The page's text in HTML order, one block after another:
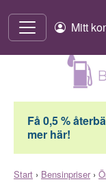
Mitt
Få 0,5 %
mer här!
Start › Bensinpriser›